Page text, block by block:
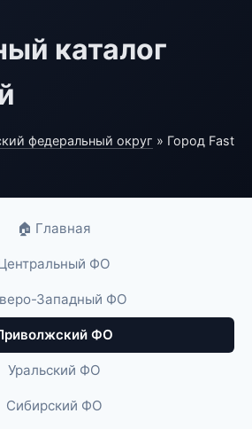
каталог
федеральный округ » Город Fast
🏠 Главная
ФО
Западный ФО
ФО
Уральский ФО
Сибирский ФО